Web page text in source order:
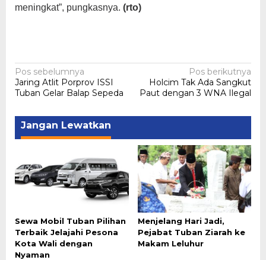
meningkat”, pungkasnya. (rto)
Navigasi
pos
Pos sebelumnya
Jaring Atlit Porprov ISSI
Tuban Gelar Balap Sepeda
Pos berikutnya
Holcim Tak Ada Sangkut
Paut dengan 3 WNA Ilegal
Jangan Lewatkan
Sewa Mobil Tuban Pilihan
Terbaik Jelajahi Pesona
Kota Wali dengan
Nyaman
Menjelang Hari Jadi,
Pejabat Tuban Ziarah ke
Makam Leluhur